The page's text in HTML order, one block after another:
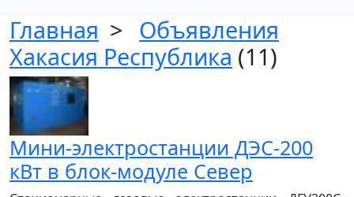
Главная > Объявления
Хакасия Республика (11)
Мини-электростанции ДЭС-200
кВт в блок-модуле Север